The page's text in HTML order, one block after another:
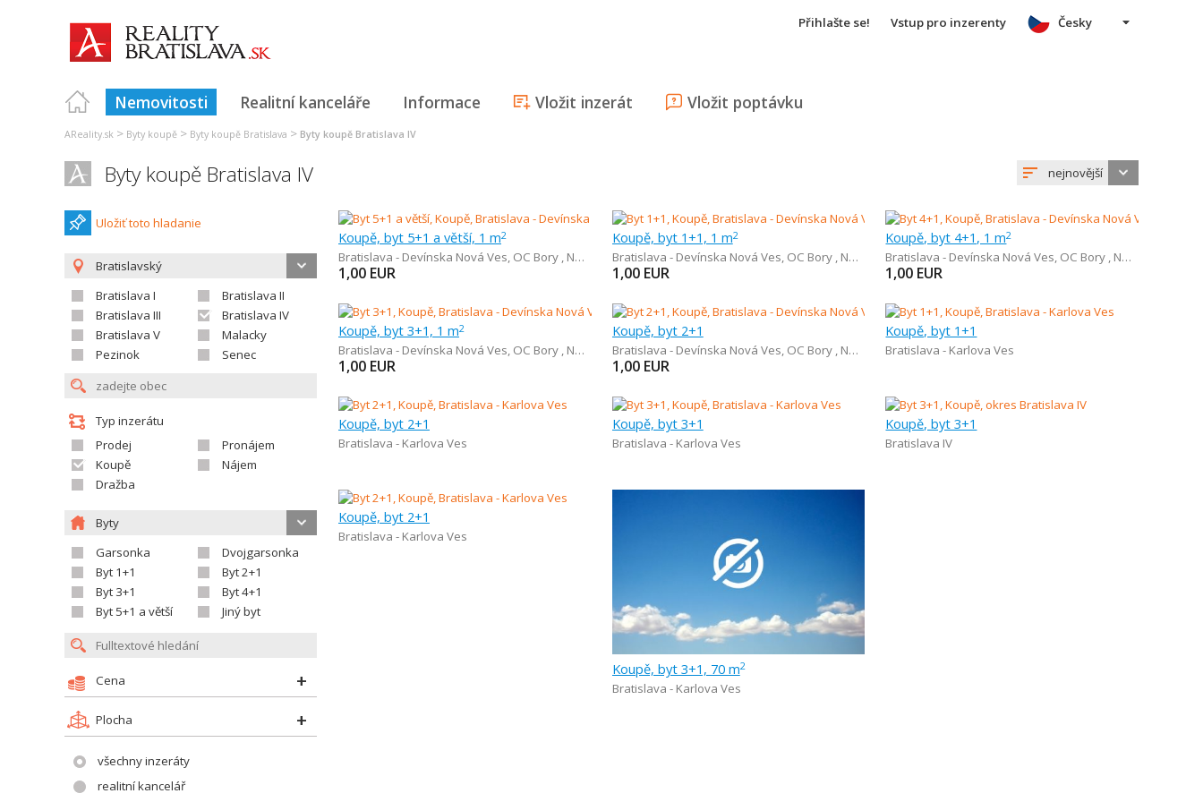
Přihlašte se! Vstup pro inzerenty
Nemovitosti Realitní kanceláře Informace Vložit inzerát Vložit poptávku
Česky
AReality.sk > Byty koupě > Byty koupě Bratislava > Byty koupě Bratislava IV
Byty koupě Bratislava IV nejnovější
Uložiť toto hladanie
Bratislavský
Bratislava I
Bratislava II
Bratislava III
Bratislava IV
Bratislava V
Malacky
Pezinok
Senec
Typ inzerátu
Prodej
Pronájem
Koupě
Nájem
Dražba
Byty
Garsonka
Dvojgarsonka
Byt 1+1
Byt 2+1
Byt 3+1
Byt 4+1
Byt 5+1 a větší
Jiný byt
Cena
Plocha
všechny inzeráty
realitní kancelář
Koupě, byt 5+1 a větší, 1 m2
Bratislava - Devínska Nová Ves, OC Bory , Nemocnica Bory
1,00 EUR
Koupě, byt 1+1, 1 m2
Bratislava - Devínska Nová Ves, OC Bory , Nemocnica Bory
1,00 EUR
Koupě, byt 4+1, 1 m2
Bratislava - Devínska Nová Ves, OC Bory , Nemocnica Bory
1,00 EUR
Koupě, byt 3+1, 1 m2
Bratislava - Devínska Nová Ves, OC Bory , Nemocnica Bory
1,00 EUR
Koupě, byt 2+1
Bratislava - Devínska Nová Ves, OC Bory , Nemocnica Bory
1,00 EUR
Koupě, byt 1+1
Bratislava - Karlova Ves
Koupě, byt 2+1
Bratislava - Karlova Ves
Koupě, byt 3+1
Bratislava - Karlova Ves
Koupě, byt 3+1
Bratislava IV
Koupě, byt 2+1
Bratislava - Karlova Ves
Koupě, byt 3+1, 70 m2
Bratislava - Karlova Ves